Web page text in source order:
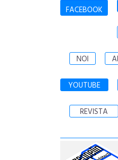
FACEBOOK
NOI
YOUTUBE
REVISTA